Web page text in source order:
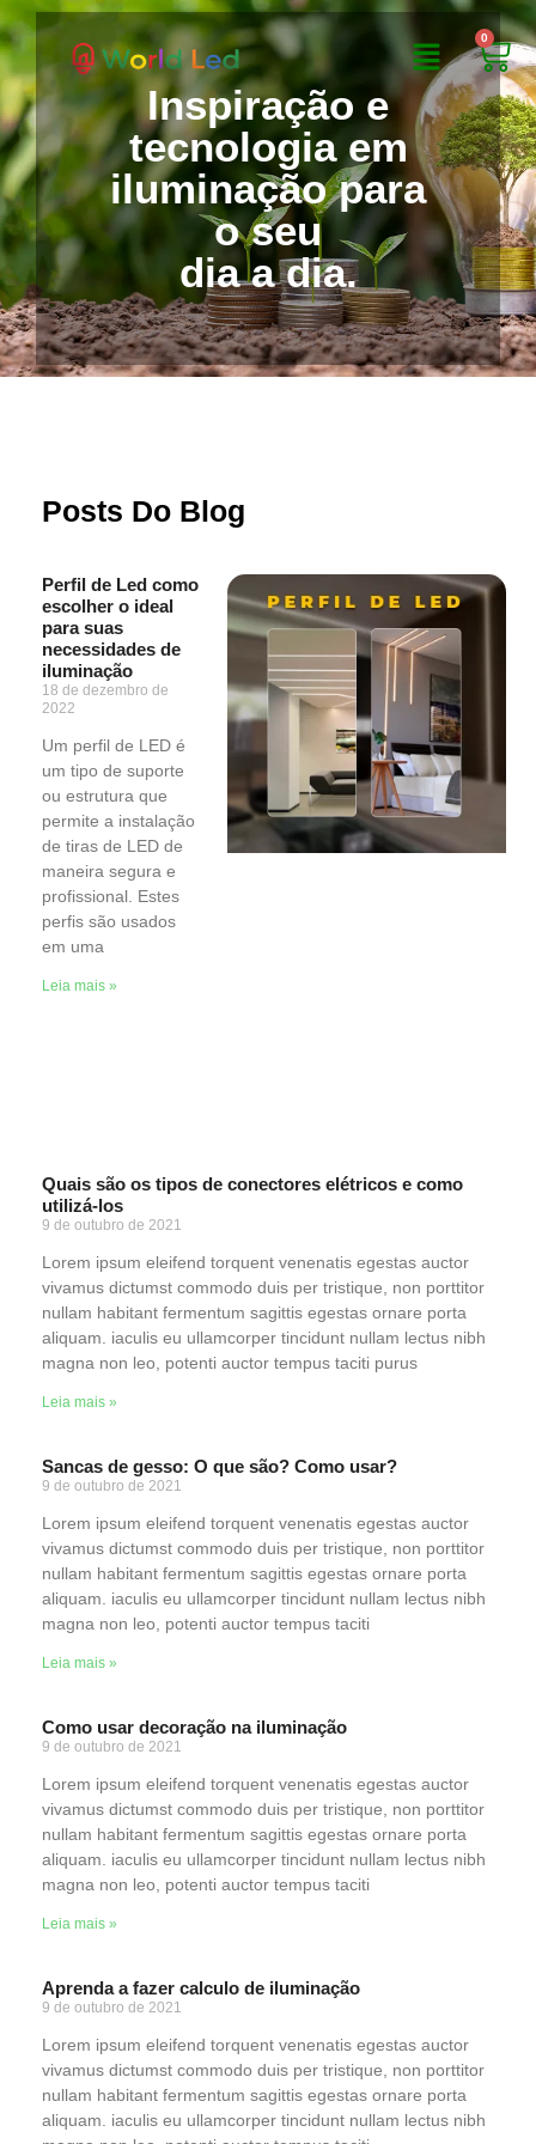
0
Inspiração e
tecnologia em
iluminação para
o seu
dia a dia.
Posts Do Blog
Perfil de Led como
escolher o ideal
para suas
necessidades de
iluminação
18 de dezembro de
2022
Um perfil de LED é
um tipo de suporte
ou estrutura que
permite a instalação
de tiras de LED de
maneira segura e
profissional. Estes
perfis são usados
em uma
Leia mais »
Quais são os tipos de conectores elétricos e como
utilizá-los
9 de outubro de 2021
Lorem ipsum eleifend torquent venenatis egestas auctor
vivamus dictumst commodo duis per tristique, non porttitor
nullam habitant fermentum sagittis egestas ornare porta
aliquam. iaculis eu ullamcorper tincidunt nullam lectus nibh
magna non leo, potenti auctor tempus taciti purus
Leia mais »
Sancas de gesso: O que são? Como usar?
9 de outubro de 2021
Lorem ipsum eleifend torquent venenatis egestas auctor
vivamus dictumst commodo duis per tristique, non porttitor
nullam habitant fermentum sagittis egestas ornare porta
aliquam. iaculis eu ullamcorper tincidunt nullam lectus nibh
magna non leo, potenti auctor tempus taciti
Leia mais »
Como usar decoração na iluminação
9 de outubro de 2021
Lorem ipsum eleifend torquent venenatis egestas auctor
vivamus dictumst commodo duis per tristique, non porttitor
nullam habitant fermentum sagittis egestas ornare porta
aliquam. iaculis eu ullamcorper tincidunt nullam lectus nibh
magna non leo, potenti auctor tempus taciti
Leia mais »
Aprenda a fazer calculo de iluminação
9 de outubro de 2021
Lorem ipsum eleifend torquent venenatis egestas auctor
vivamus dictumst commodo duis per tristique, non porttitor
nullam habitant fermentum sagittis egestas ornare porta
aliquam. iaculis eu ullamcorper tincidunt nullam lectus nibh